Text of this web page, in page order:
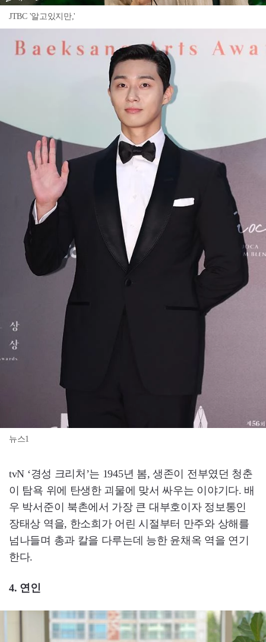
JTBC '알고있지만,'
뉴스1
tvN ‘경성 크리처’는 1945년 봄, 생존이 전부였던 청춘
이 탐욕 위에 탄생한 괴물에 맞서 싸우는 이야기다. 배
우 박서준이 북촌에서 가장 큰 대부호이자 정보통인
장태상 역을, 한소희가 어린 시절부터 만주와 상해를
넘나들며 총과 칼을 다루는데 능한 윤채옥 역을 연기
한다.
4. 연인